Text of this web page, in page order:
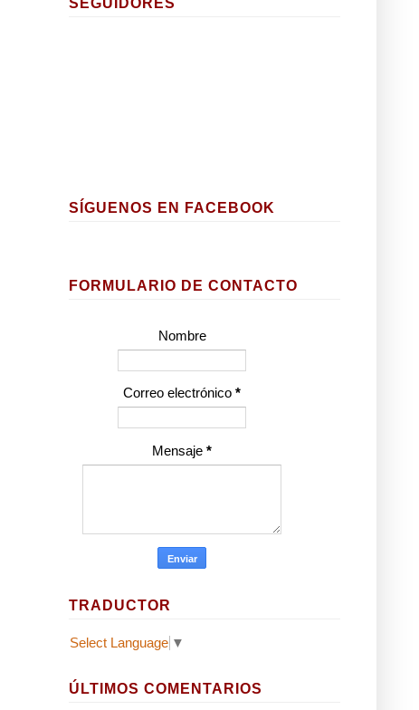
SÍGUENOS EN FACEBOOK
FORMULARIO DE CONTACTO
Nombre
Correo electrónico *
Mensaje *
TRADUCTOR
Select Language ▼
ÚLTIMOS COMENTARIOS